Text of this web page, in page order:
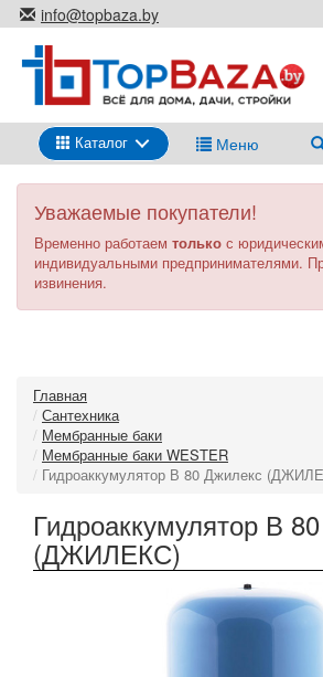
Перейти
к
основному
содержанию
info@topbaza.by
г.Минск, ул. Радиальная, 40,
каб. 707-5
Выбирай
ипокупай
Каталог Меню
Уважаемые покупатели!
Временно работаем только с
индивидуальными предпринимателями.
извинения.
Главная
Сантехника
Мембранные баки
Мембранные баки WESTER
Гидроаккумулятор В 80 Джилекс
Гидроаккумулятор В
(ДЖИЛЕКС)